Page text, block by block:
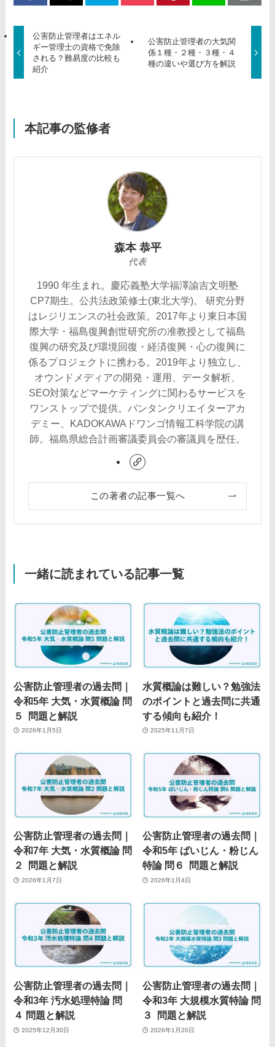
公害防止管理者はエネル
ギー管理士の資格で免除
される？難易度の比較も
紹介
公害防止管理者の大気関
係１種・２種・３種・４
種の違いや選び方を解説
本記事の監修者
森本 恭平
代表
1990 年生まれ。慶応義塾大学福澤諭吉文明塾
CP7期生。公共法政策修士(東北大学)。 研究分野
はレジリエンスの社会政策。2017年より東日本国
際大学・福島復興創世研究所の准教授として福島
復興の研究及び環境回復・経済復興・心の復興に
係るプロジェクトに携わる。2019年より独立し、
オウンドメディアの開発・運用、データ解析、
SEO対策などマーケティングに関わるサービスを
ワンストップで提供。バンタンクリエイターアカ
デミー、KADOKAWAドワンゴ情報工科学院の講
師。福島県総合計画審議委員会の審議員を歴任。
この著者の記事一覧へ
一緒に読まれている記事一覧
公害防止管理者の過去問｜
令和5年 大気・水質概論 問
５ 問題と解説
2026年1月5日
水質概論は難しい？勉強法
のポイントと過去問に共通
する傾向も紹介！
2025年11月7日
公害防止管理者の過去問｜
令和7年 大気・水質概論 問
２ 問題と解説
2026年1月7日
公害防止管理者の過去問｜
令和5年 ばいじん・粉じん
特論 問６ 問題と解説
2026年1月4日
公害防止管理者の過去問｜
令和3年 汚水処理特論 問
４ 問題と解説
2025年12月30日
公害防止管理者の過去問｜
令和3年 大規模水質特論 問
３ 問題と解説
2026年1月20日